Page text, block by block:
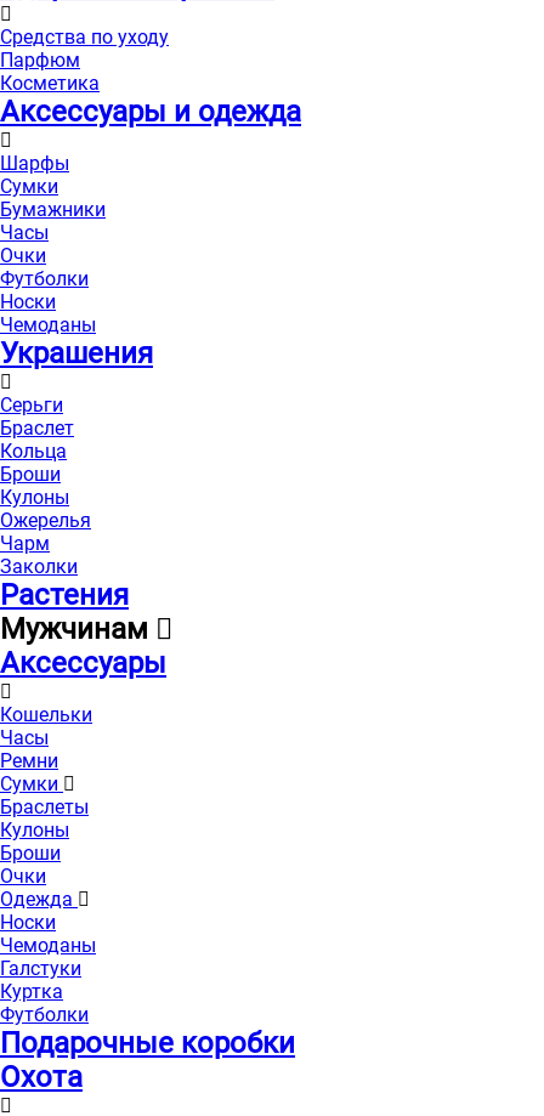
Средства по уходу
Парфюм
Косметика
Аксессуары и одежда
Шарфы
Сумки
Бумажники
Часы
Очки
Футболки
Носки
Чемоданы
Украшения
Серьги
Браслет
Кольца
Броши
Кулоны
Ожерелья
Чарм
Заколки
Растения
Мужчинам
Аксессуары
Кошельки
Часы
Ремни
Сумки
Браслеты
Кулоны
Броши
Очки
Одежда
Носки
Чемоданы
Галстуки
Куртка
Футболки
Подарочные коробки
Охота